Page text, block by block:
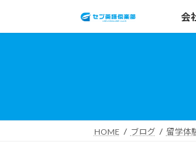
キ
に
会
HOME ブログ 留学体